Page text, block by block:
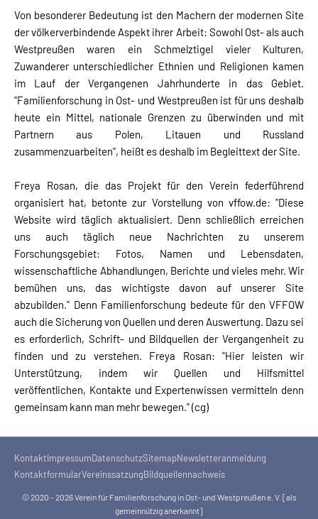
Von besonderer Bedeutung ist den Machern der modernen Site
der völkerverbindende Aspekt ihrer Arbeit: Sowohl Ost- als auch
Westpreußen waren ein Schmelztigel vieler Kulturen,
Zuwanderer unterschiedlicher Ethnien und Religionen kamen
im Lauf der Vergangenen Jahrhunderte in das Gebiet.
"Familienforschung in Ost- und Westpreußen ist für uns deshalb
heute ein Mittel, nationale Grenzen zu überwinden und mit
Partnern aus Polen, Litauen und Russland
zusammenzuarbeiten", heißt es deshalb im Begleittext der Site.
Freya Rosan, die das Projekt für den Verein federführend
organisiert hat, betonte zur Vorstellung von vffow.de: "Diese
Website wird täglich aktualisiert. Denn schließlich erreichen
uns auch täglich neue Nachrichten zu unserem
Forschungsgebiet: Fotos, Namen und Lebensdaten,
wissenschaftliche Abhandlungen, Berichte und vieles mehr. Wir
bemühen uns, das wichtigste davon auf unserer Site
abzubilden." Denn Familienforschung bedeute für den VFFOW
auch die Sicherung von Quellen und deren Auswertung. Dazu sei
es erforderlich, Schrift- und Bildquellen der Vergangenheit zu
finden und zu verstehen. Freya Rosan: "Hier leisten wir
Unterstützung, indem wir Quellen und Hilfsmittel
veröffentlichen, Kontakte und Expertenwissen vermitteln denn
gemeinsam kann man mehr bewegen." (cg)
KontaktImpressumDatenschutzSitemapNewsletteranmeldung
KontaktformularVereinssatzungBildquellennachweis
© 2020 - 2026 Verein für Familienforschung in Ost- und Westpreußen e. V. [als
gemeinnützig anerkannt]